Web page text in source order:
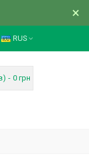
×
RUS
- 0 грн